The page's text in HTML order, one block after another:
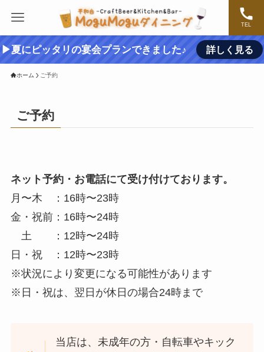
TEL
▶夏にピッタリの宴会プランできました♪ 詳しく見る
ホーム ご予約
ご予約
ネット予約・お電話にて受け付けております。
月〜木 ：16時〜23時
金・祝前：16時〜24時
土 ：12時〜24時
日・祝 ：12時〜23時
※状況により変更になる可能性があります
※日・祝は、翌日が休日の場合24時まで
当店は、未成年の方・自転車やキック